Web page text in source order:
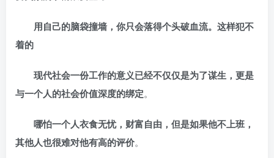
用自己的脑袋撞墙，你只会落得个头破血流。这样犯不
着的
现代社会一份工作的意义已经不仅仅是为了谋生，更是
与一个人的社会价值深度的绑定。
哪怕一个人衣食无忧，财富自由，但是如果他不上班，
其他人也很难对他有高的评价。